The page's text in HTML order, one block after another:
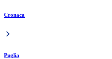
Cronaca
Puglia